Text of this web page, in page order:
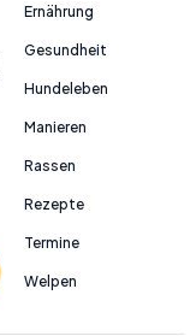
Ernährung
Gesundheit
Hundeleben
Manieren
Rassen
Rezepte
Termine
Welpen